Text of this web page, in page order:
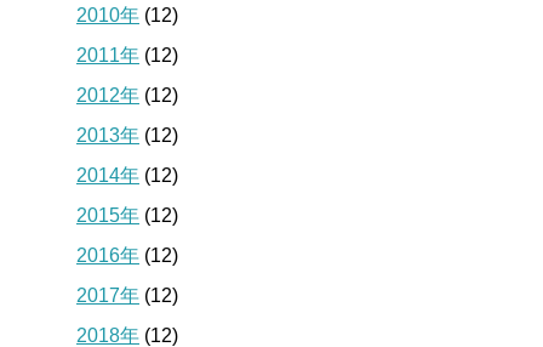
2010年 (12)
2011年 (12)
2012年 (12)
2013年 (12)
2014年 (12)
2015年 (12)
2016年 (12)
2017年 (12)
2018年 (12)